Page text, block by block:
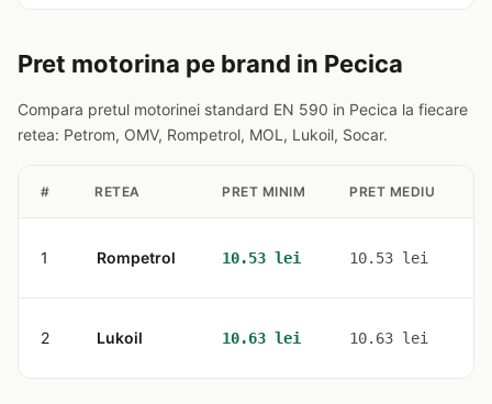
Pret motorina pe brand in Pecica
Compara pretul motorinei standard EN 590 in Pecica la fiecare
retea: Petrom, OMV, Rompetrol, MOL, Lukoil, Socar.
# RETEA PRET MINIM PRET MEDIU
1 Rompetrol 10.53 lei 10.53 lei
2 Lukoil 10.63 lei 10.63 lei